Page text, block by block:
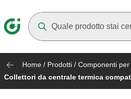
Home / Prodotti / Componenti
Collettori da centrale termica